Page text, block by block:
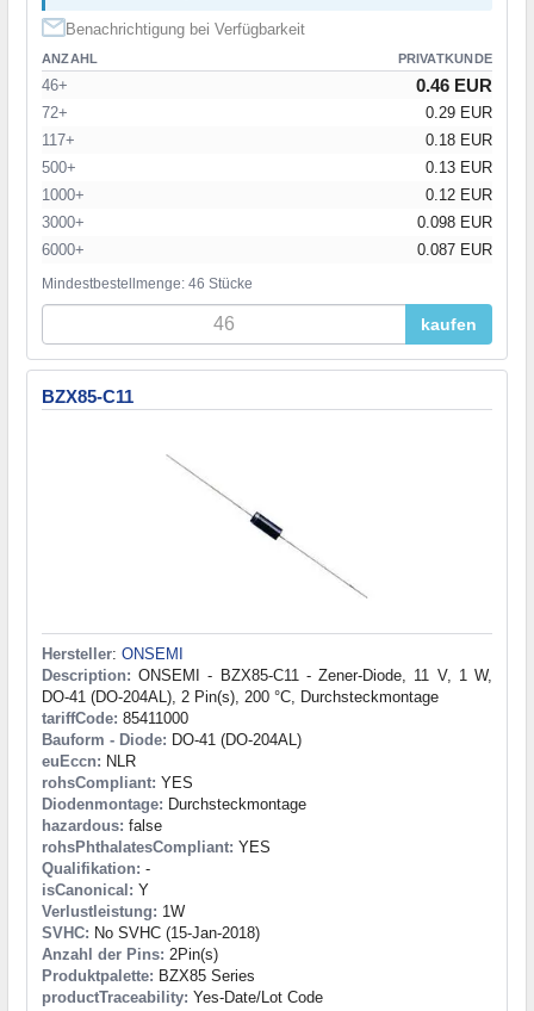
Benachrichtigung bei Verfügbarkeit
ANZAHL PRIVATKUNDE
46+ 0.46 EUR
72+
0.29 EUR
117+
0.18 EUR
500+
0.13 EUR
1000+
0.12 EUR
3000+
0.098 EUR
6000+
0.087 EUR
Mindestbestellmenge: 46 Stücke
kaufen
BZX85-C11
Hersteller: ONSEMI
Description: ONSEMI - BZX85-C11 - Zener-Diode, 11 V, 1 W,
DO-41 (DO-204AL), 2 Pin(s), 200 °C, Durchsteckmontage
tariffCode: 85411000
Bauform - Diode: DO-41 (DO-204AL)
euEccn: NLR
rohsCompliant: YES
Diodenmontage: Durchsteckmontage
hazardous: false
rohsPhthalatesCompliant: YES
Qualifikation: -
isCanonical: Y
Verlustleistung: 1W
SVHC: No SVHC (15-Jan-2018)
Anzahl der Pins: 2Pin(s)
Produktpalette: BZX85 Series
productTraceability: Yes-Date/Lot Code